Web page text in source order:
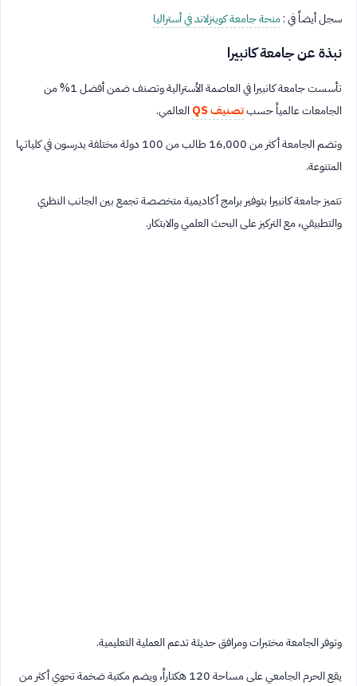
سجل أيضاً في :منحة جامعة كوينزلاند في أستراليا
نبذة عن جامعة كانبيرا
تأسست جامعة كانبيرا في العاصمة الأسترالية وتصنف ضمن أفضل 1% من
الجامعات عالمياً حسبتصنيف QS
العالمي.
وتضم الجامعة أكثر من 16,000 طالب من 100 دولة مختلفة يدرسون في كلياتها
المتنوعة.
تتميز جامعة كانبيرا بتوفير برامج أكاديمية متخصصة تجمع بين الجانب النظري
والتطبيقي، مع التركيز على البحث العلمي والابتكار.
وتوفر الجامعة مختبرات ومرافق حديثة تدعم العملية التعليمية.
يقع الحرم الجامعي على مساحة 120 هكتاراً، ويضم مكتبة ضخمة تحوي أكثر من